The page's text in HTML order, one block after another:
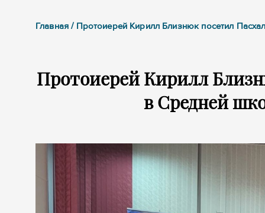
Главная / Протоиерей Кирилл Близнюк посетил
Протоиерей Кирилл
в Средней